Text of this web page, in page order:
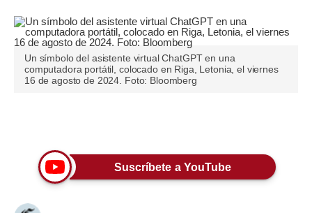
Blogs
Tendencias
Moda
Estilos
Mundo
Un símbolo del asistente virtual ChatGPT en una
computadora portátil, colocado en Riga, Letonia, el viernes
16 de agosto de 2024. Foto: Bloomberg
Suscríbete a YouTube